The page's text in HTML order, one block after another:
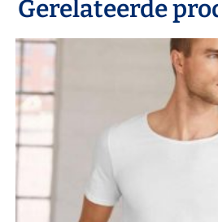
Gerelateerde